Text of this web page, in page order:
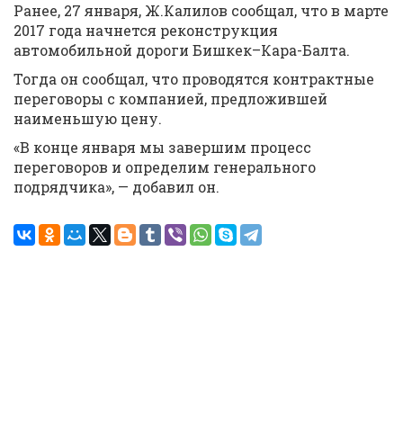
Ранее, 27 января, Ж.Калилов сообщал, что в марте
2017 года начнется реконструкция
автомобильной дороги Бишкек–Кара-Балта.
Тогда он сообщал, что проводятся контрактные
переговоры с компанией, предложившей
наименьшую цену.
«В конце января мы завершим процесс
переговоров и определим генерального
подрядчика», — добавил он.